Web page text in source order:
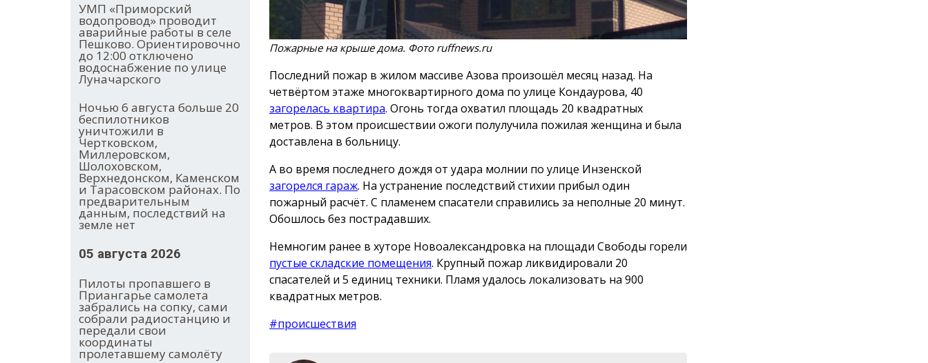
УМП «Приморский
водопровод» проводит
аварийные работы в селе
Пешково. Ориентировочно
до 12:00 отключено
водоснабжение по улице
Луначарского
Ночью 6 августа больше 20
беспилотников
уничтожили в
Чертковском,
Миллеровском,
Шолоховском,
Верхнедонском, Каменском
и Тарасовском районах. По
предварительным
данным, последствий на
земле нет
05 августа 2026
Пилоты пропавшего в
Приангарье самолета
забрались на сопку, сами
собрали радиостанцию и
передали свои
координаты
пролетавшему самолёту
Пожарные на крыше дома. Фото ruffnews.ru
Последний пожар в жилом массиве Азова произошёл месяц назад. На
четвёртом этаже многоквартирного дома по улице Кондаурова, 40
загорелась квартира. Огонь тогда охватил площадь 20 квадратных
метров. В этом происшествии ожоги полулучила пожилая женщина и была
доставлена в больницу.
А во время последнего дождя от удара молнии по улице Инзенской
загорелся гараж. На устранение последствий стихии прибыл один
пожарный расчёт. С пламенем спасатели справились за неполные 20 минут.
Обошлось без пострадавших.
Немногим ранее в хуторе Новоалександровка на площади Свободы горели
пустые складские помещения. Крупный пожар ликвидировали 20
спасателей и 5 единиц техники. Пламя удалось локализовать на 900
квадратных метров.
#происшествия